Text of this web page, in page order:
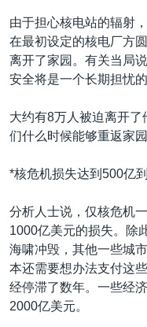
由于担心核电站的辐射
在最初设定的核电厂方
离开了家园。有关当局
安全将是一个长期担忧的
大约有8万人被迫离开
们什么时候能够重返家
*核危机损失达到500亿
分析人士说，仅核危机
1000亿美元的损失。除
海啸冲毁，其他一些城
本还需要想办法支付这
经停滞了数年。一些经
2000亿美元。